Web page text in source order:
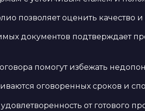
позволяет оценить качество
документов подтверждает
помогут избежать
оговоренных сроков и
от готового